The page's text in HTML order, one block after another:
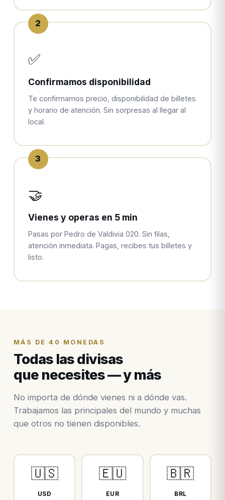
2
✅
Confirmamos disponibilidad
Te confirmamos precio, disponibilidad de billetes
y horario de atención. Sin sorpresas al llegar al
local.
3
🤝
Vienes y operas en 5 min
Pasas por Pedro de Valdivia 020. Sin filas,
atención inmediata. Pagas, recibes tus billetes y
listo.
MÁS DE 40 MONEDAS
Todas las divisas
que necesites — y más
No importa de dónde vienes ni a dónde vas.
Trabajamos las principales del mundo y muchas
que otros no tienen disponibles.
🇺🇸
USD
🇪🇺
EUR
🇧🇷
BRL